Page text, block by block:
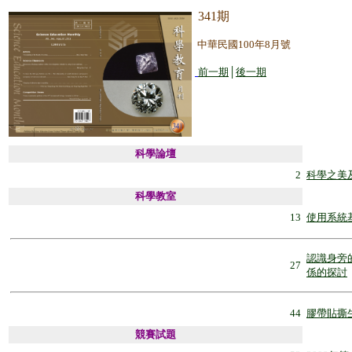
341期
中華民國100年8月號
前一期 後一期
科學論壇
2 科學之美
科學教室
13 使用系統
27
認識身旁
係的探討
44 膠帶貼撕
競賽試題